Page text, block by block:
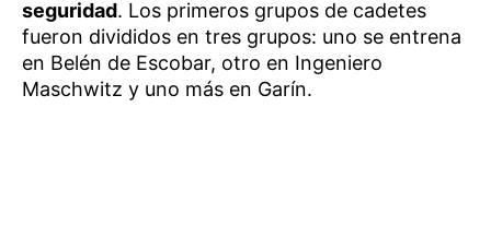
seguridad. Los primeros grupos de cadetes
fueron divididos en tres grupos: uno se entrena
en Belén de Escobar, otro en Ingeniero
Maschwitz y uno más en Garín.